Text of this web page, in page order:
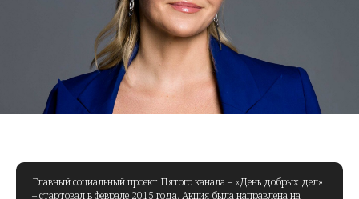
Главный социальный проект Пятого канала – «День добрых дел»
– стартовал в феврале 2015 года. Акция была направлена на